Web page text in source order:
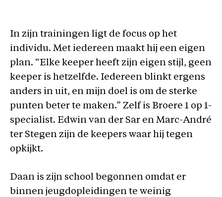
In zijn trainingen ligt de focus op het
individu. Met iedereen maakt hij een eigen
plan. “Elke keeper heeft zijn eigen stijl, geen
keeper is hetzelfde. Iedereen blinkt ergens
anders in uit, en mijn doel is om de sterke
punten beter te maken.” Zelf is Broere 1 op 1-
specialist. Edwin van der Sar en Marc-André
ter Stegen zijn de keepers waar hij tegen
opkijkt.
Daan is zijn school begonnen omdat er
binnen jeugdopleidingen te weinig